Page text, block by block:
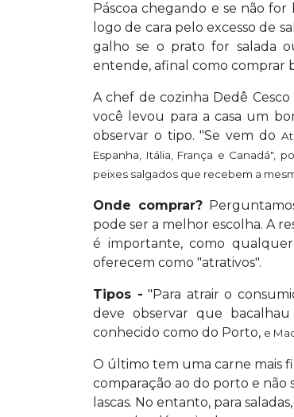
Páscoa chegando e se não
logo de cara pelo excesso de
galho se o prato for salada
entende, afinal como comprar
A chef de cozinha Dedê
você levou para a casa um
observar o tipo. "Se vem do
Espanha, Itália, França e Canadá",
peixes salgados que recebem a
Onde comprar?
pode ser a melhor escolha. A
é importante, como
oferecem como "atrativos".
Tipos - "Para atrair o
deve observar que
conhecido como do Porto, e
O último tem uma carne mais
comparação ao do porto e não
lascas. No entanto, para